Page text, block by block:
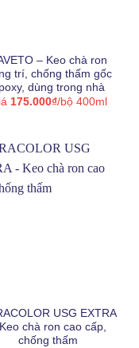
– Keo chà ron
trí, chống thấm gốc
dùng trong nhà
175.000₫/bộ 400ml
USG EXTRA
chà ron cao cấp,
chống thấm